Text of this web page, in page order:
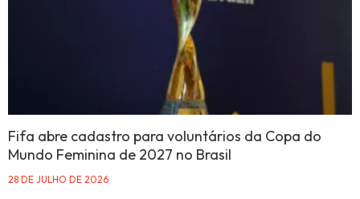
Fifa abre cadastro para voluntários da Copa do
Mundo Feminina de 2027 no Brasil
28 DE JULHO DE 2026